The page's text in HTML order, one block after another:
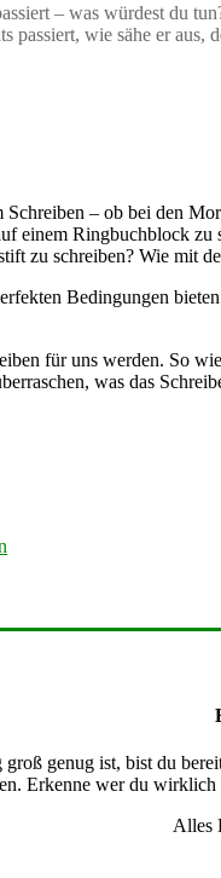
– was würdest du
passiert, wie sähe er
– ob bei den
einem Ringbuchblock
zu schreiben? Wie mit
Bedingungen
für uns werden. So
was das
genug ist, bist du
Erkenne wer du
Alles